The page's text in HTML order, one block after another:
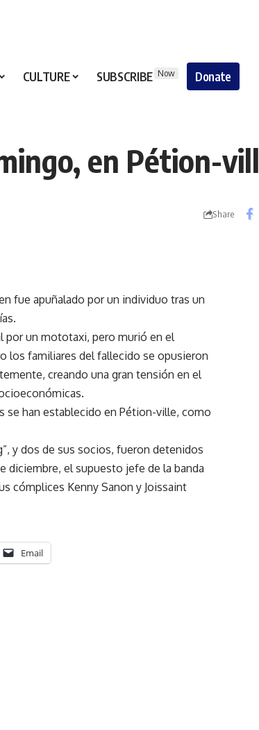
CULTURE SUBSCRIBE Now Donate
en Pétion-vill
Share
fue apuñalado por un individuo tras un
por un mototaxi, pero murió en el
los familiares del fallecido se opusieron
creando una gran tensión en el
se han establecido en Pétion-ville, como
y dos de sus socios, fueron detenidos
diciembre, el supuesto jefe de la banda
cómplices Kenny Sanon y Joissaint
Email